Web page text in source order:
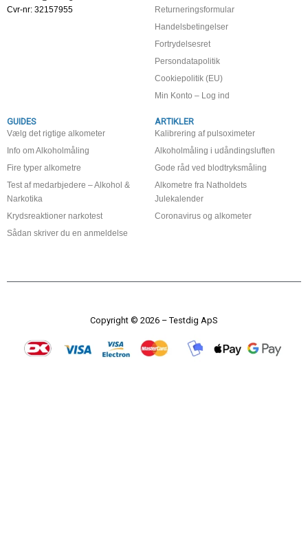
Cvr-nr: 32157955
Returneringsformular
Handelsbetingelser
Fortrydelsesret
Persondatapolitik
Cookiepolitik (EU)
Min Konto – Log ind
GUIDES
Vælg det rigtige alkometer
Info om Alkoholmåling
Fire typer alkometre
Test af medarbjedere – Alkohol &
Narkotika
Krydsreaktioner narkotest
Sådan skriver du en anmeldelse
ARTIKLER
Kalibrering af pulsoximeter
Alkoholmåling i udåndingsluften
Gode råd ved blodtryksmåling
Alkometre fra Natholdets
Julekalender
Coronavirus og alkometer
Copyright © 2026 – Testdig ApS